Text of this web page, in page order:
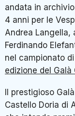
andata in
4 anni per le
Andrea Langella,
Ferdinando
nel campionato di
edizione del
Il prestigioso
Castello Doria di